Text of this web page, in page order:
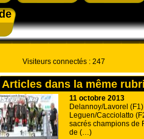
Visiteurs connectés : 247
Articles dans la même
11 octobre 2013
Delannoy/Lavorel
Leguen/Cacciolatto
sacrés champions de
de (…)